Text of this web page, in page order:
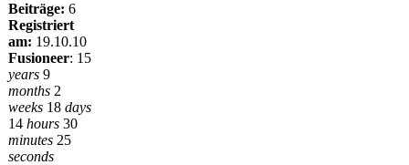
Beiträge: 6
Registriert
am: 19.10.10
Fusioneer: 15
years 9
months 2
weeks 18 days
14 hours 30
minutes 25
seconds